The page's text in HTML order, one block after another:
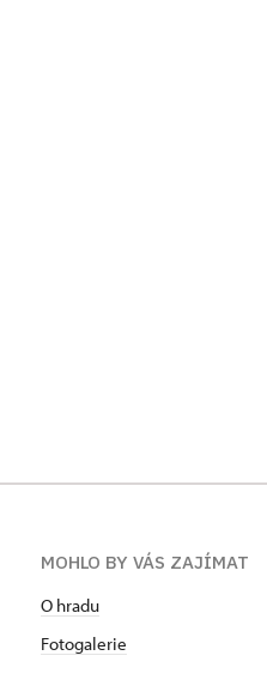
MOHLO BY VÁS ZAJÍMAT
O hradu
Fotogalerie